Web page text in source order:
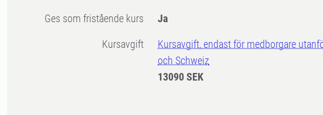
Ges som fristående kurs Ja
Kursavgift
Kursavgift, endast för medborgare
och Schweiz
13090 SEK